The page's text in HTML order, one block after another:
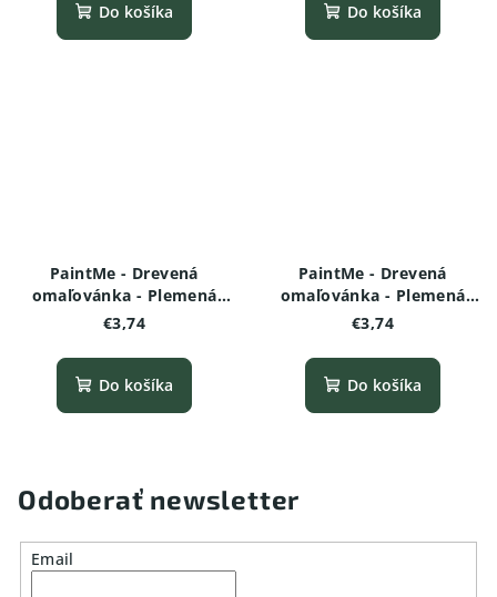
Do košíka Do košíka
PaintMe - Drevená
omaľovánka - Plemená
psov -Taliansky chrtík
€3,74
Do košíka
PaintMe - Drevená
omaľovánka - Plemená
psov - Jazvečík
€3,74
Do košíka
Odoberať newsletter
Email